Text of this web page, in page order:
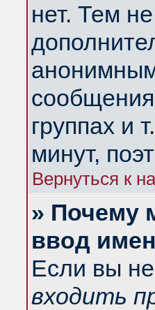
нет. Тем
группах и
минут,
Вернуться к
» Почему
ввод
Если вы
входить